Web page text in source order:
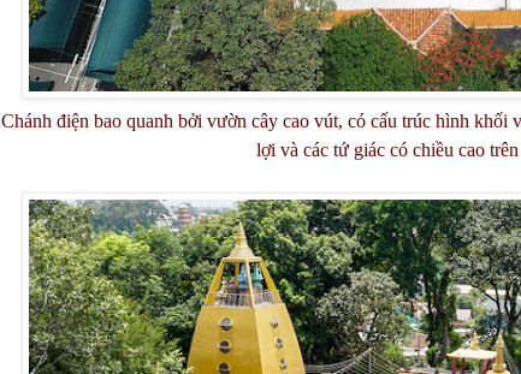
Chánh điện bao quanh bởi vườn cây cao vút, có cấu trúc hình khối
lợi và các tứ giác có chiều cao